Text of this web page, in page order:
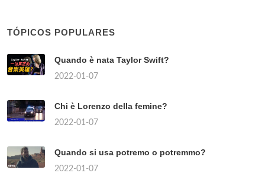
TÓPICOS POPULARES
Quando è nata Taylor Swift?
2022-01-07
Chi è Lorenzo della femine?
2022-01-07
Quando si usa potremo o potremmo?
2022-01-07